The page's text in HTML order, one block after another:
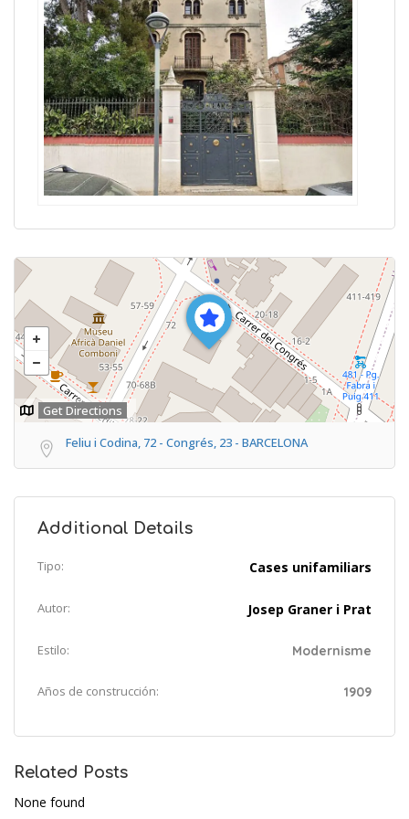
Get Directions
Feliu i Codina, 72 - Congrés, 23 - BARCELONA
Additional Details
Tipo: Cases unifamiliars
Autor: Josep Graner i Prat
Estilo: Modernisme
Años de construcción: 1909
Related Posts
None found